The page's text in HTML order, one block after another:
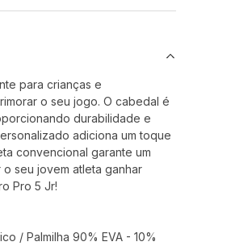
para crianças e
o seu jogo. O cabedal é
durabilidade e
adiciona um toque
convencional garante um
seu jovem atleta ganhar
Pro 5 Jr!
/ Palmilha 90% EVA - 10%